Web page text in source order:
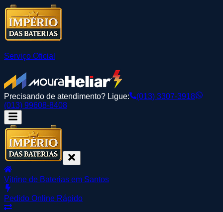
Serviço Oficial
Precisando de atendimento? Ligue:
(013) 3307-3918
(013) 99608-8408
Vitrine de Baterias em Santos
Pedido Online Rápido